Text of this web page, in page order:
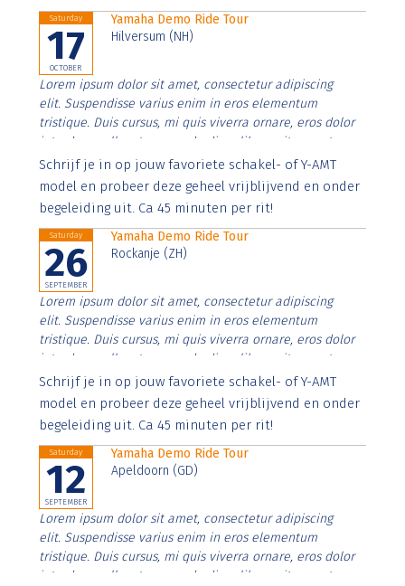
Saturday
17
OCTOBER
Yamaha Demo Ride Tour
Hilversum (NH)
Lorem ipsum dolor sit amet, consectetur adipiscing
elit. Suspendisse varius enim in eros elementum
tristique. Duis cursus, mi quis viverra ornare, eros dolor
interdum nulla, ut commodo diam libero vitae erat.
Aenean faucibus nibh et justo cursus id rutrum lorem
imperdiet. Nunc ut sem vitae risus tristique posuere.
Schrijf je in op jouw favoriete schakel- of Y-AMT
model en probeer deze geheel vrijblijvend en onder
begeleiding uit. Ca 45 minuten per rit!
Saturday
26
SEPTEMBER
Yamaha Demo Ride Tour
Rockanje (ZH)
Lorem ipsum dolor sit amet, consectetur adipiscing
elit. Suspendisse varius enim in eros elementum
tristique. Duis cursus, mi quis viverra ornare, eros dolor
interdum nulla, ut commodo diam libero vitae erat.
Aenean faucibus nibh et justo cursus id rutrum lorem
imperdiet. Nunc ut sem vitae risus tristique posuere.
Schrijf je in op jouw favoriete schakel- of Y-AMT
model en probeer deze geheel vrijblijvend en onder
begeleiding uit. Ca 45 minuten per rit!
Saturday
12
SEPTEMBER
Yamaha Demo Ride Tour
Apeldoorn (GD)
Lorem ipsum dolor sit amet, consectetur adipiscing
elit. Suspendisse varius enim in eros elementum
tristique. Duis cursus, mi quis viverra ornare, eros dolor
interdum nulla, ut commodo diam libero vitae erat.